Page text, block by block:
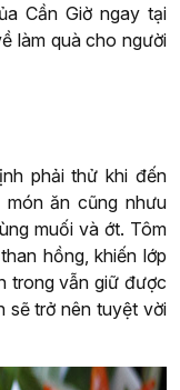
Cần Giờ ngay tại
làm quà cho người
phải thử khi đến
ăn cũng nhưu
muối và ớt. Tôm
hồng, khiến lớp
trong vẫn giữ được
sẽ trở nên tuyệt vời